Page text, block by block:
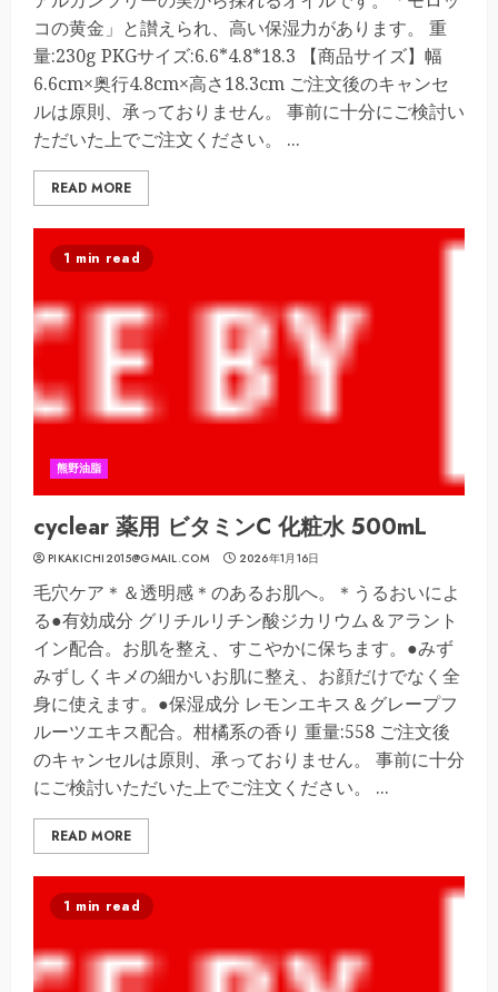
コの黄金」と讃えられ、高い保湿力があります。 重
量:230g PKGサイズ:6.6*4.8*18.3 【商品サイズ】幅
6.6cm×奥行4.8cm×高さ18.3cm ご注文後のキャンセ
ルは原則、承っておりません。 事前に十分にご検討い
ただいた上でご注文ください。 ...
READ MORE
1 min read
熊野油脂
cyclear 薬用 ビタミンC 化粧水 500mL
PIKAKICHI2015@GMAIL.COM 2026年1月16日
毛穴ケア＊＆透明感＊のあるお肌へ。＊うるおいによ
る●有効成分 グリチルリチン酸ジカリウム＆アラント
イン配合。お肌を整え、すこやかに保ちます。●みず
みずしくキメの細かいお肌に整え、お顔だけでなく全
身に使えます。●保湿成分 レモンエキス＆グレープフ
ルーツエキス配合。柑橘系の香り 重量:558 ご注文後
のキャンセルは原則、承っておりません。 事前に十分
にご検討いただいた上でご注文ください。 ...
READ MORE
1 min read